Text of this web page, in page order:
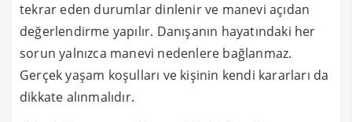
tekrar eden durumlar dinlenir ve manevi açıdan
değerlendirme yapılır. Danışanın hayatındaki her
sorun yalnızca manevi nedenlere bağlanmaz.
Gerçek yaşam koşulları ve kişinin kendi kararları da
dikkate alınmalıdır.